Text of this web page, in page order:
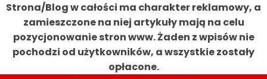
Strona/Blog w całości ma charakter reklamowy, a
zamieszczone na niej artykuły mają na celu
pozycjonowanie stron www. Żaden z wpisów nie
pochodzi od użytkowników, a wszystkie zostały
opłacone.